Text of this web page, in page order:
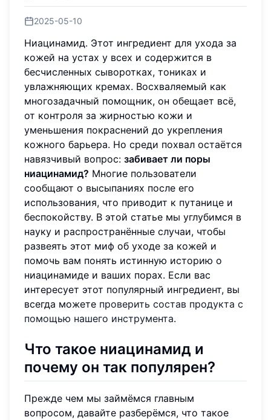
2025-05-10
Ниацинамид. Этот ингредиент для ухода за
кожей на устах у всех и содержится в
бесчисленных сыворотках, тониках и
увлажняющих кремах. Восхваляемый как
многозадачный помощник, он обещает всё,
от контроля за жирностью кожи и
уменьшения покраснений до укрепления
кожного барьера. Но среди похвал остаётся
навязчивый вопрос: забивает ли поры
ниацинамид? Многие пользователи
сообщают о высыпаниях после его
использования, что приводит к путанице и
беспокойству. В этой статье мы углубимся в
науку и распространённые случаи, чтобы
развеять этот миф об уходе за кожей и
помочь вам понять истинную историю о
ниацинамиде и ваших порах. Если вас
интересует этот популярный ингредиент, вы
всегда можете проверить состав продукта с
помощью нашего инструмента.
Что такое ниацинамид и
почему он так популярен?
Прежде чем мы займёмся главным
вопросом, давайте разберёмся, что такое